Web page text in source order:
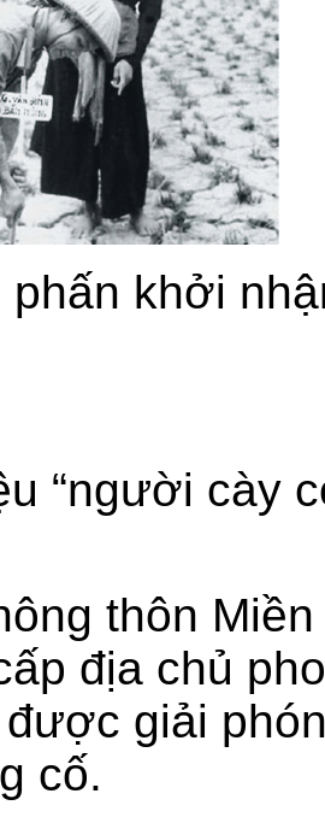
phấn khởi
“người cày
thôn
địa chủ
giải
cố.